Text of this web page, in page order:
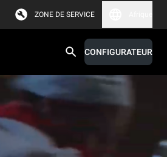
ZONE DE SERVICE
CONFIGURATEUR